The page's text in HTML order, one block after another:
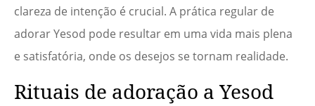
clareza de intenção é crucial. A prática regular de
adorar Yesod pode resultar em uma vida mais plena
e satisfatória, onde os desejos se tornam realidade.
Rituais de adoração a Yesod